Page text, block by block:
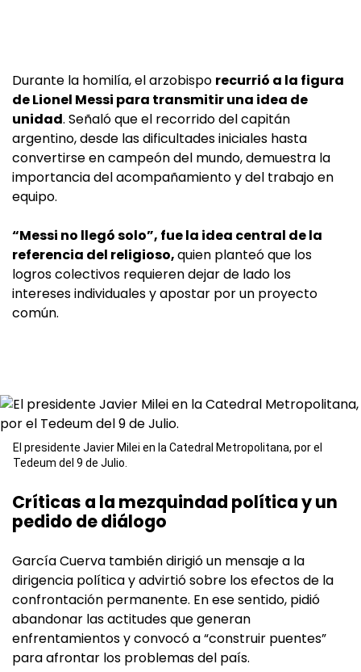
Durante la homilía, el arzobispo recurrió a la figura
de Lionel Messi para transmitir una idea de
unidad. Señaló que el recorrido del capitán
argentino, desde las dificultades iniciales hasta
convertirse en campeón del mundo, demuestra la
importancia del acompañamiento y del trabajo en
equipo.
“Messi no llegó solo”, fue la idea central de la
referencia del religioso,quien planteó que los
logros colectivos requieren dejar de lado los
intereses individuales y apostar por un proyecto
común.
El presidente Javier Milei en la Catedral Metropolitana, por el
Tedeum del 9 de Julio.
Críticas a la mezquindad política y un
pedido de diálogo
García Cuerva también dirigió un mensaje a la
dirigencia política y advirtió sobre los efectos de la
confrontación permanente. En ese sentido, pidió
abandonar las actitudes que generan
enfrentamientos y convocó a “construir puentes”
para afrontar los problemas del país.